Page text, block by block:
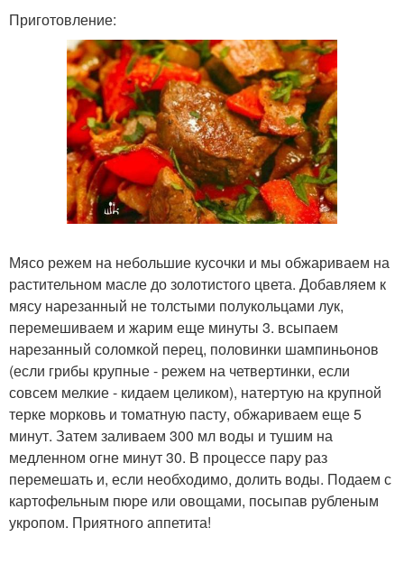
Приготовление:
Мясо режем на небольшие кусочки и мы обжариваем на
растительном масле до золотистого цвета. Добавляем к
мясу нарезанный не толстыми полукольцами лук,
перемешиваем и жарим еще минуты 3. всыпаем
нарезанный соломкой перец, половинки шампиньонов
(если грибы крупные - режем на четвертинки, если
совсем мелкие - кидаем целиком), натертую на крупной
терке морковь и томатную пасту, обжариваем еще 5
минут. Затем заливаем 300 мл воды и тушим на
медленном огне минут 30. В процессе пару раз
перемешать и, если необходимо, долить воды. Подаем с
картофельным пюре или овощами, посыпав рубленым
укропом. Приятного аппетита!